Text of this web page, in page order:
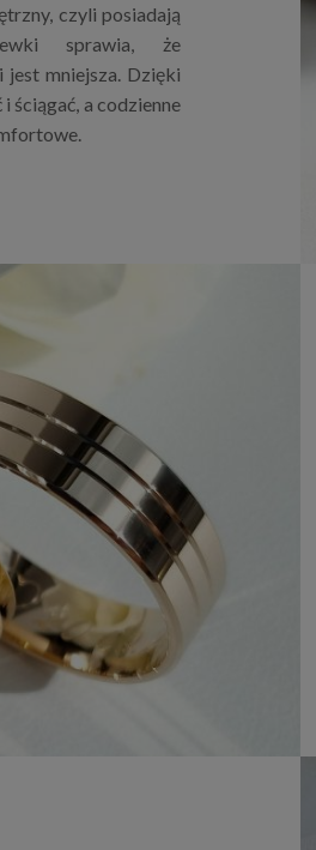
czyli posiadają
sprawia, że
mniejsza. Dzięki
ściągać, a codzienne